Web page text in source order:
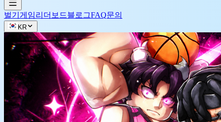
벌기 게임리더보드블로그FAQ문의
KR